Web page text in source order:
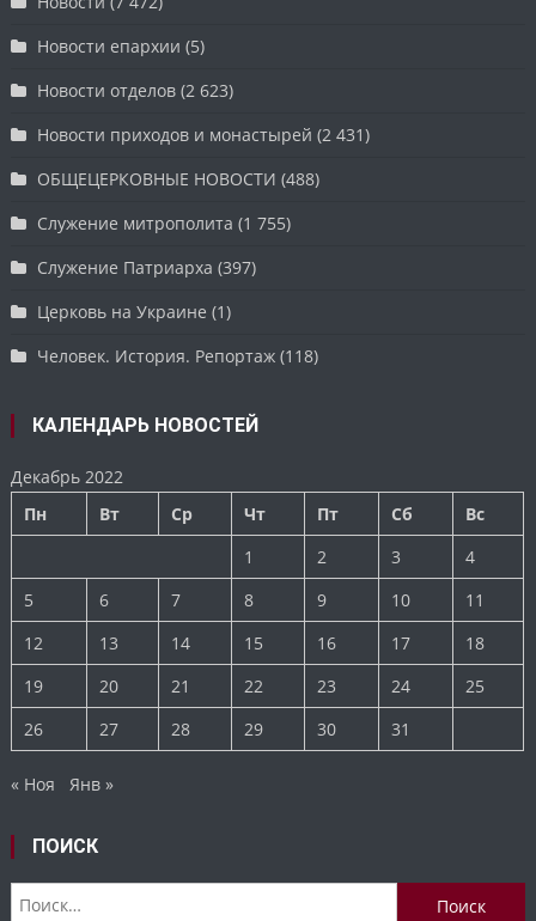
Новости епархии (5)
Новости отделов (2 623)
Новости приходов и монастырей (2 431)
ОБЩЕЦЕРКОВНЫЕ НОВОСТИ (488)
Служение митрополита (1 755)
Служение Патриарха (397)
Церковь на Украине (1)
Человек. История. Репортаж (118)
КАЛЕНДАРЬ НОВОСТЕЙ
Декабрь 2022
Пн
Вт Ср Чт Пт Сб
Вс
1
2 3
4
5
6 7 8 9 10
11
12
13 14 15 16 17
18
19
20 21 22 23 24
25
26
27 28 29 30 31
« Ноя Янв »
ПОИСК
Найти: